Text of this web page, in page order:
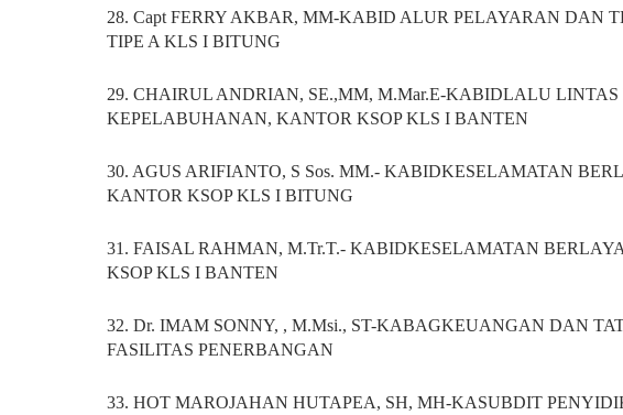
28. Capt FERRY AKBAR, MM-KABID ALUR PELAYARAN DAN
TIPE A KLS I BITUNG
29. CHAIRUL ANDRIAN, SE.,MM, M.Mar.E-KABIDLALU
KEPELABUHANAN, KANTOR KSOP KLS I BANTEN
30. AGUS ARIFIANTO, S Sos. MM.- KABIDKESELAMATAN
KANTOR KSOP KLS I BITUNG
31. FAISAL RAHMAN, M.Tr.T.- KABIDKESELAMATAN
KSOP KLS I BANTEN
32. Dr. IMAM SONNY, , M.Msi., ST-KABAGKEUANGAN DAN
FASILITAS PENERBANGAN
33. HOT MAROJAHAN HUTAPEA, SH, MH-KASUBDIT